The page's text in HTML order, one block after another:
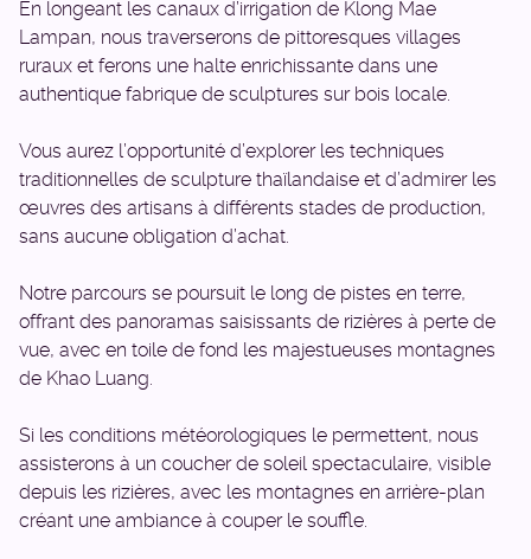
En longeant les canaux d’irrigation de Klong Mae
Lampan, nous traverserons de pittoresques villages
ruraux et ferons une halte enrichissante dans une
authentique fabrique de sculptures sur bois locale.
Vous aurez l’opportunité d’explorer les techniques
traditionnelles de sculpture thaïlandaise et d’admirer les
œuvres des artisans à différents stades de production,
sans aucune obligation d’achat.
Notre parcours se poursuit le long de pistes en terre,
offrant des panoramas saisissants de rizières à perte de
vue, avec en toile de fond les majestueuses montagnes
de Khao Luang.
Si les conditions météorologiques le permettent, nous
assisterons à un coucher de soleil spectaculaire, visible
depuis les rizières, avec les montagnes en arrière-plan
créant une ambiance à couper le souffle.